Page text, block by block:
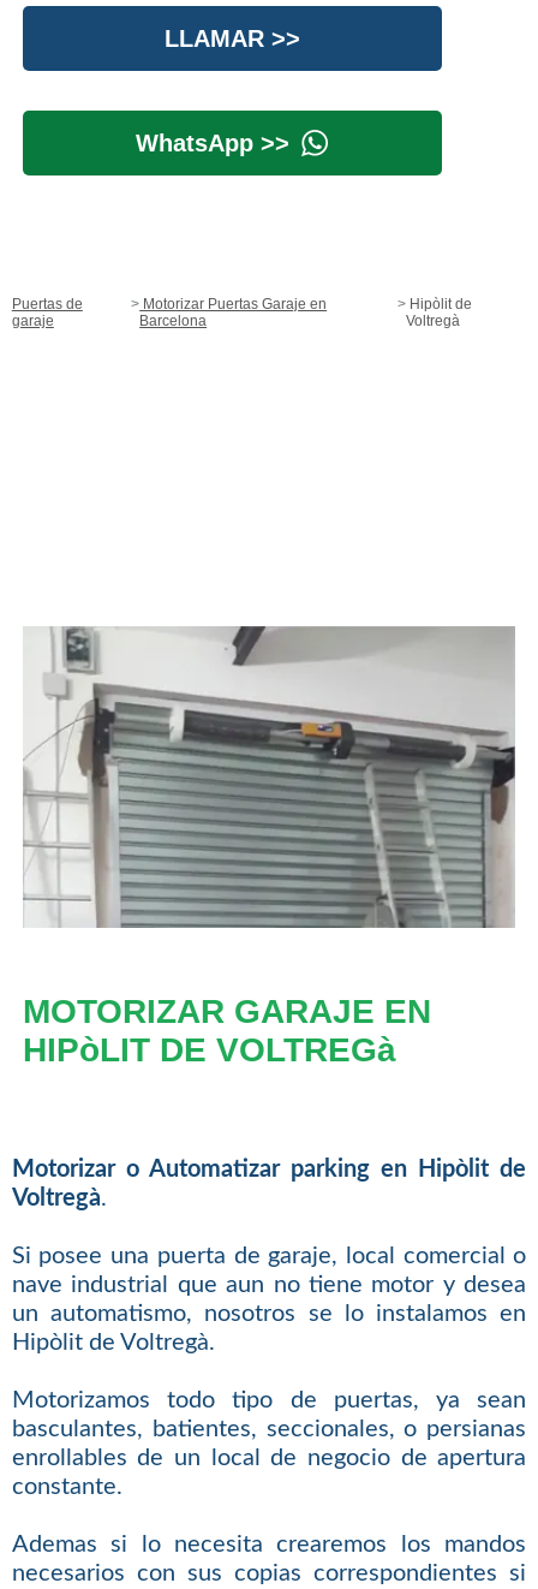
LLAMAR >>
WhatsApp >>
Puertas de
garaje
Motorizar Puertas Garaje en
Barcelona
Hipòlit de
Voltregà
MOTORIZAR GARAJE EN
HIPòLIT DE VOLTREGà
Motorizar o Automatizar parking en Hipòlit de
Voltregà.
Si posee una puerta de garaje, local comercial o
nave industrial que aun no tiene motor y desea
un automatismo, nosotros se lo instalamos en
Hipòlit de Voltregà.
Motorizamos todo tipo de puertas, ya sean
basculantes, batientes, seccionales, o persianas
enrollables de un local de negocio de apertura
constante.
Ademas si lo necesita crearemos los mandos
necesarios con sus copias correspondientes si